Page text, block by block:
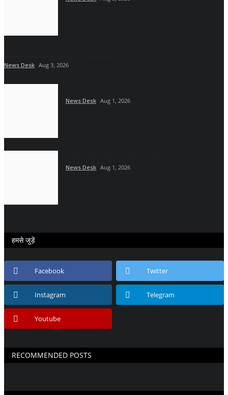
News Desk Aug 3, 2026
News Desk Aug 1, 2026
News Desk Aug 1, 2026
हमसे जुड़ें
Facebook Twitter
Instagram Telegram
Youtube
RECOMMENDED POSTS